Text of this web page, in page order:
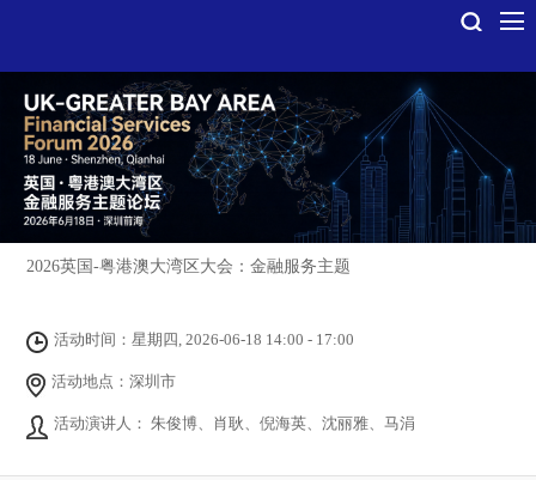
2026英国-粤港澳大湾区大会：金融服务主题
活动时间：星期四, 2026-06-18 14:00 - 17:00
活动地点：深圳市
活动演讲人： 朱俊博、肖耿、倪海英、沈丽雅、马涓